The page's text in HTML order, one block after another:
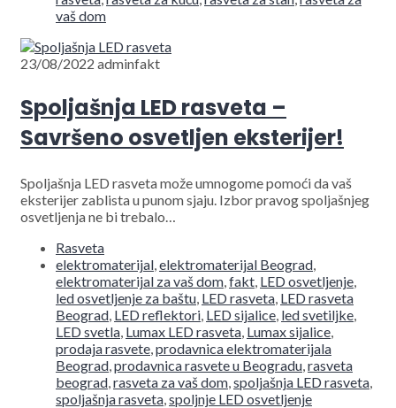
vaš dom
23/08/2022 adminfakt
Spoljašnja LED rasveta –
Savršeno osvetljen eksterijer!
Spoljašnja LED rasveta može umnogome pomoći da vaš
eksterijer zablista u punom sjaju. Izbor pravog spoljašnjeg
osvetljenja ne bi trebalo…
Rasveta
elektromaterijal,elektromaterijal Beograd,
elektromaterijal za vaš dom,fakt, LED osvetljenje,
led osvetljenje za baštu, LED rasveta, LED rasveta
Beograd, LED reflektori, LED sijalice, led svetiljke,
LED svetla, Lumax LED rasveta, Lumax sijalice,
prodaja rasvete,prodavnica elektromaterijala
Beograd,prodavnica rasvete u Beogradu,rasveta
beograd,rasveta za vaš dom,spoljašnja LED rasveta,
spoljašnja rasveta,spoljnje LED osvetljenje